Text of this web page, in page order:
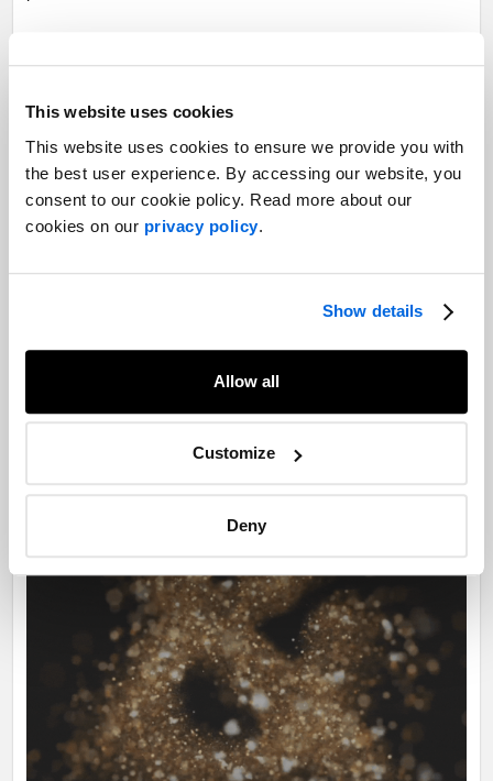
This website uses cookies
This website uses cookies to ensure we provide you with
the best user experience. By accessing our website, you
consent to our cookie policy. Read more about our
cookies on our privacy policy.
Show details
Allow all
Customize
Deny
offrir un niveau de service exceptionnel et à favoriser la
« Nous nous sommes depuis toujours engagés à favoriser le
succès de nos clients, à faire grandir notre équipe dévouée, et à
contribuer positivement aux communautés que nous avons le
privilège de servir. En rejoignant le réseau d’AVENIR GLOBAL,
nous entrons dans un nouveau chapitre de notre histoire et
obtenons les moyens d’accroître notre impact. En tant
se présenteront à nous », a déclaré la fondatrice et chef de la
direction de Time & Space Donna Alteen.